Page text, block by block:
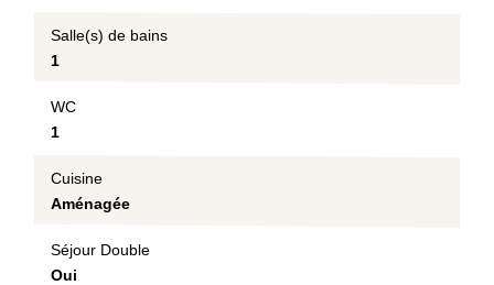
Salle(s) de bains
1
WC
1
Cuisine
Aménagée
Séjour Double
Oui